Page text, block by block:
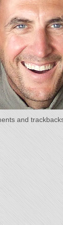
and